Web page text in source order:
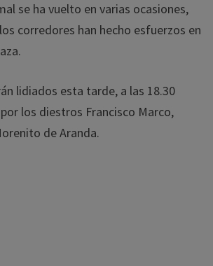
se ha vuelto en varias ocasiones,
corredores han hecho esfuerzos en
lidiados esta tarde, a las 18.30
los diestros Francisco Marco,
de Aranda.